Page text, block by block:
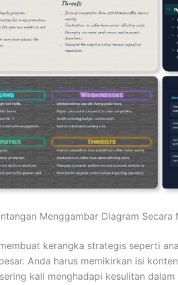
Menggambar Diagram Secara
kerangka strategis seperti
Anda harus memikirkan isi
kali menghadapi kesulitan